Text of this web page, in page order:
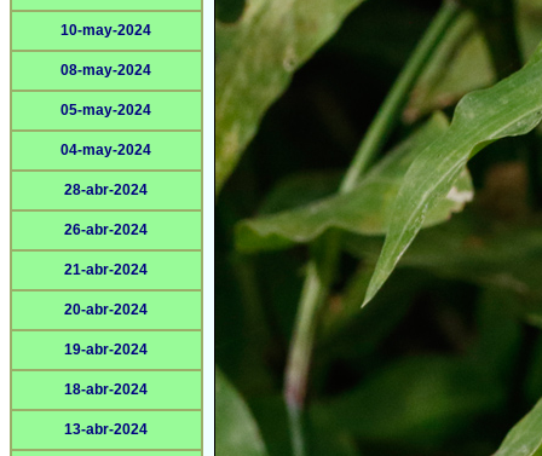
10-may-2024
08-may-2024
05-may-2024
04-may-2024
28-abr-2024
26-abr-2024
21-abr-2024
20-abr-2024
19-abr-2024
18-abr-2024
13-abr-2024